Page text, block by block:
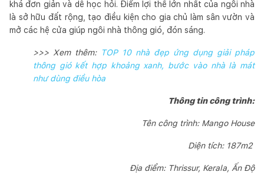
khá đơn giản và dễ học hỏi. Điểm lợi thế lớn nhất của ngôi nhà
là sở hữu đất rộng, tạo điều kiện cho gia chủ làm sân vườn và
mở các hệ cửa giúp ngôi nhà thông gió, đón sáng.
>>> Xem thêm: TOP 10 nhà đẹp ứng dụng giải pháp
thông gió kết hợp khoảng xanh, bước vào nhà là mát
như dùng điều hòa
Thông tin công trình:
Tên công trình: Mango House
Diện tích: 187m2
Địa điểm: Thrissur, Kerala, Ấn Độ